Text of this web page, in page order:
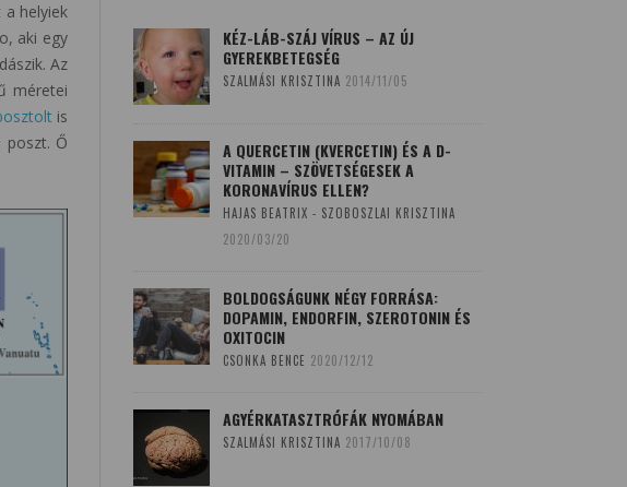
helyiek
aki egy
Az
méretei
is
poszt. Ő
KÉZ-LÁB-SZÁJ VÍRUS – AZ ÚJ
GYEREKBETEGSÉG
SZALMÁSI KRISZTINA 2014/11/05
A QUERCETIN (KVERCETIN) ÉS A D-
VITAMIN – SZÖVETSÉGESEK A
KORONAVÍRUS ELLEN?
HAJAS BEATRIX - SZOBOSZLAI KRISZTINA
2020/03/20
BOLDOGSÁGUNK NÉGY FORRÁSA:
DOPAMIN, ENDORFIN, SZEROTONIN ÉS
OXITOCIN
CSONKA BENCE 2020/12/12
AGYÉRKATASZTRÓFÁK NYOMÁBAN
SZALMÁSI KRISZTINA 2017/10/08